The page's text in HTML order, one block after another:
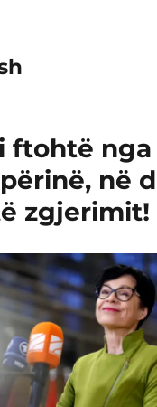
ftohtë nga
në
zgjerimit!